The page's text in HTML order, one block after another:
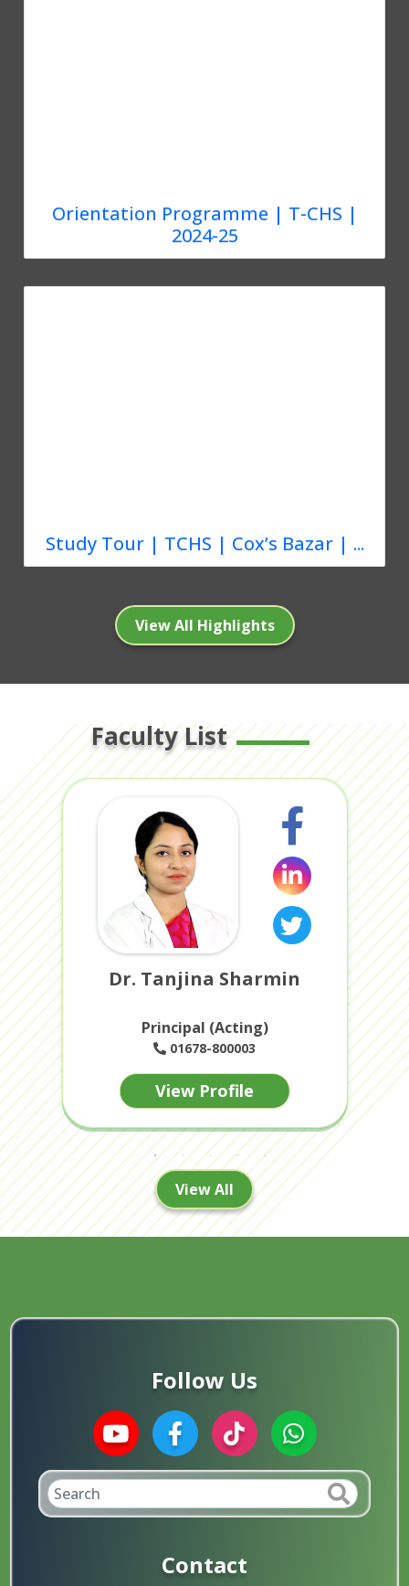
Orientation Programme | T-CHS |
2024-25
Study Tour | TCHS | Cox’s Bazar | ...
View All Highlights
Faculty List
Dr. Tanjina Sharmin
Principal (Acting)
01678-800003
View Profile
View All
Follow Us
Contact